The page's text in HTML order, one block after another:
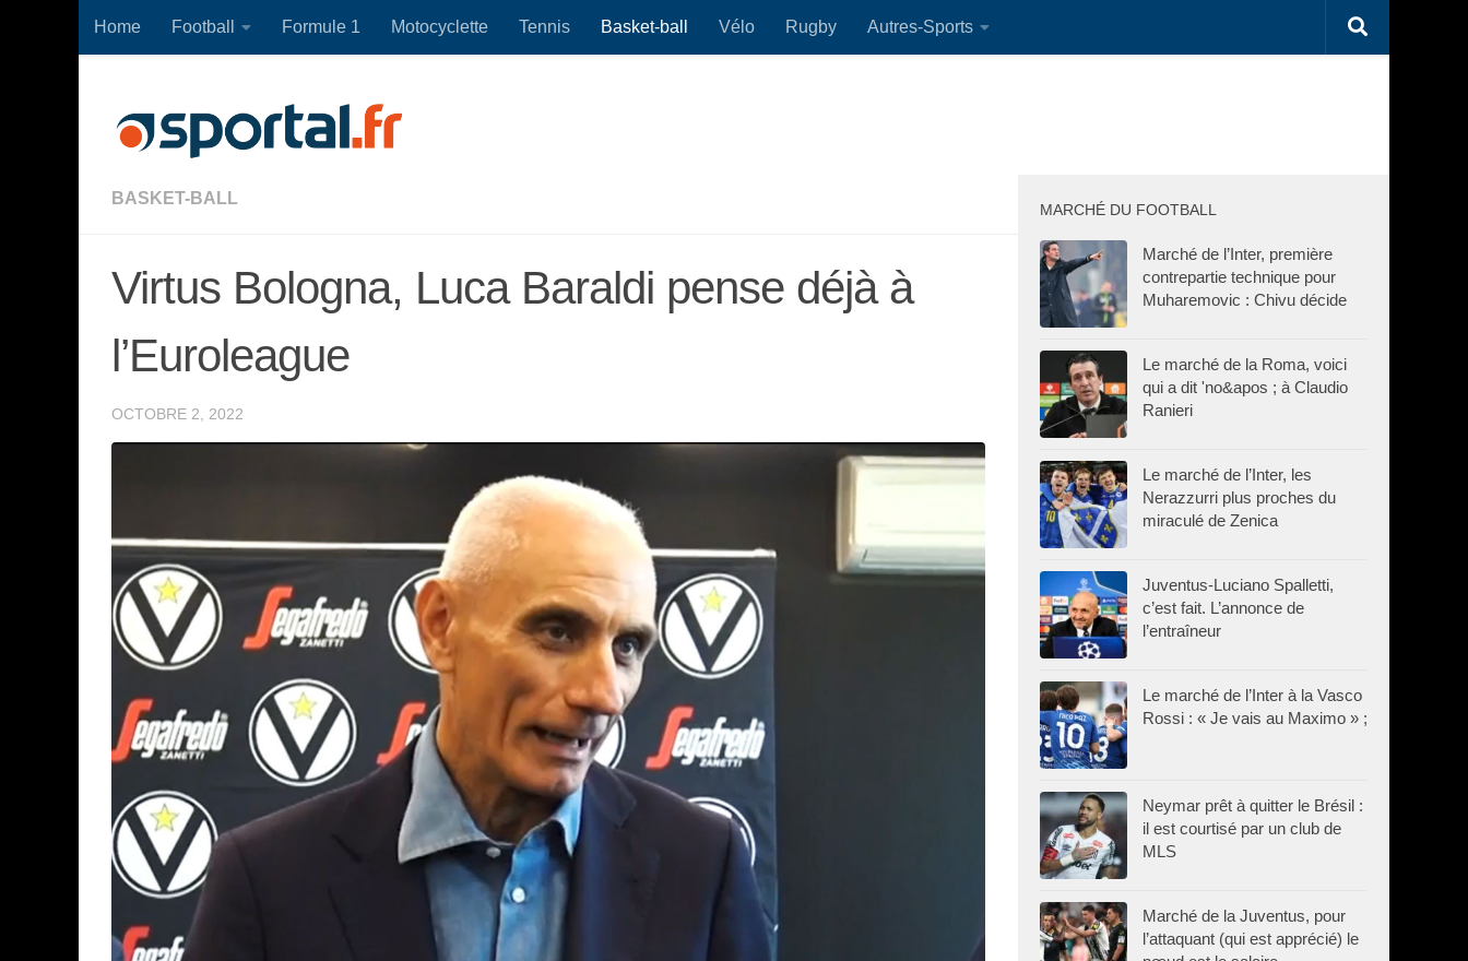
Skip to content
Home Football Formule 1 Motocyclette Tennis Basket-ball Vélo Rugby Autres-Sports
BASKET-BALL
Virtus Bologna, Luca Baraldi pense déjà à
l’Euroleague
OCTOBRE 2, 2022
MARCHÉ DU FOOTBALL
Marché de l’Inter, première
contrepartie technique pour
Muharemovic : Chivu décide
Le marché de la Roma, voici
qui a dit 'no&apos ; à Claudio
Ranieri
Le marché de l’Inter, les
Nerazzurri plus proches du
miraculé de Zenica
Juventus-Luciano Spalletti,
c’est fait. L’annonce de
l’entraîneur
Le marché de l’Inter à la Vasco
Rossi : « Je vais au Maximo » ;
Neymar prêt à quitter le Brésil :
il est courtisé par un club de
MLS
Marché de la Juventus, pour
l’attaquant (qui est apprécié) le